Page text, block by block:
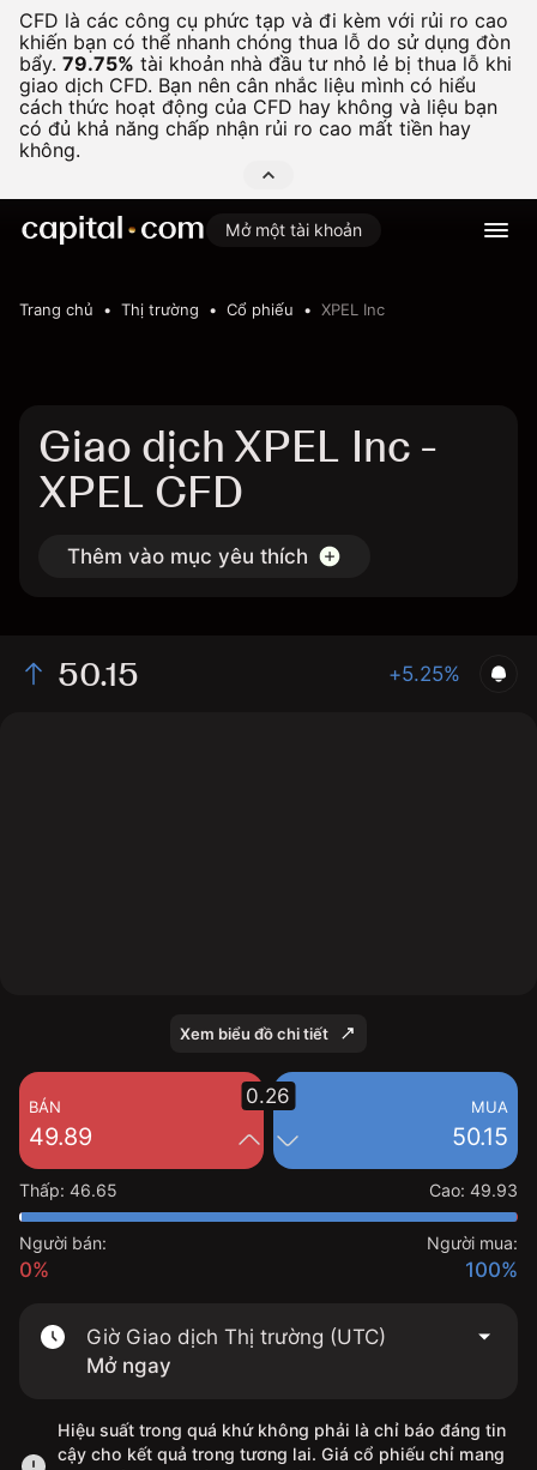
CFD là các công cụ phức tạp và đi kèm với rủi ro cao
khiến bạn có thể nhanh chóng thua lỗ do sử dụng đòn
bẩy. 79.75% tài khoản nhà đầu tư nhỏ lẻ bị thua lỗ khi
giao dịch CFD. Bạn nên cân nhắc liệu mình có hiểu
cách thức hoạt động của CFD hay không và liệu bạn
có đủ khả năng chấp nhận rủi ro cao mất tiền hay
không.
Mở một tài khoản
Trang chủ Thị trường Cổ phiếu XPEL Inc
Giao dịch XPEL Inc -
XPEL CFD
Thêm vào mục yêu thích
50.15 +5.25%
Xem biểu đồ chi tiết
BÁN
49.89
MUA
50.15
0.26
Thấp: 46.65 Cao: 49.93
Người bán:
0%
Người mua:
100%
Giờ Giao dịch Thị trường (UTC)
Mở ngay
Hiệu suất trong quá khứ không phải là chỉ báo đáng tin
cậy cho kết quả trong tương lai. Giá cổ phiếu chỉ mang